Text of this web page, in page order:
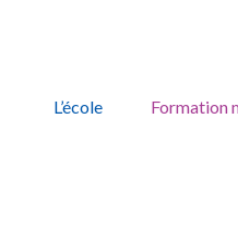
content
L’école Formation